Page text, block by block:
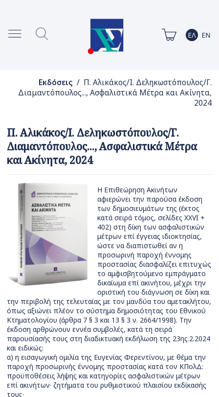
Εκδόσεις / Π. Αλικάκος/Ι. Δεληκωστόπουλος/Γ.
Διαμαντόπουλος..., Ασφαλιστικά Μέτρα και Ακίνητα,
2024
Π. Αλικάκος/Ι. Δεληκωστόπουλος/Γ.
Διαμαντόπουλος..., Ασφαλιστικά Μέτρα
και Ακίνητα, 2024
Η Επιθεώρηση Ακινήτων
αφιερώνει την παρούσα έκδοση
των δημοσιευμάτων της (έκτος
κατά σειρά τόμος, σελίδες XΧVI +
402) στη δίκη των ασφαλιστικών
μέτρων επί έγγειας ιδιοκτησίας,
ώστε να διαπιστωθεί αν η
προσωρινή παροχή έννομης
προστασίας διασφαλίζει επιτυχώς
το αμφισβητούμενο εμπράγματο
δικαίωμα επί ακινήτου, μέχρι την
οριστική του διάγνωση σε δίκη και
την περιβολή της τελευταίας με τον μανδύα του αμετακλήτου,
όπως αξιώνει πλέον το σύστημα δημοσιότητας του Εθνικού
Κτηματολογίου (άρθρα 7 § 3 και 13 § 3 ν. 2664/1998). Την
έκδοση αρθρώνουν εννέα συμβολές, κατά τη σειρά
παρουσίασής τους στη διαδικτυακή εκδήλωση της 23ης.2.2024
και ειδικώς:
α) η εισαγωγική ομιλία της Ευγενίας Φερεντίνου, με θέμα την
παροχή προσωρινής έννομης προστασίας κατά τον ΚΠολΔ:
προϋποθέσεις λήψης και κατηγορίες ασφαλιστικών μέτρων
επί ακινήτων· ζητήματα του ρυθμιστικού πλαισίου εκδίκασής
τους·